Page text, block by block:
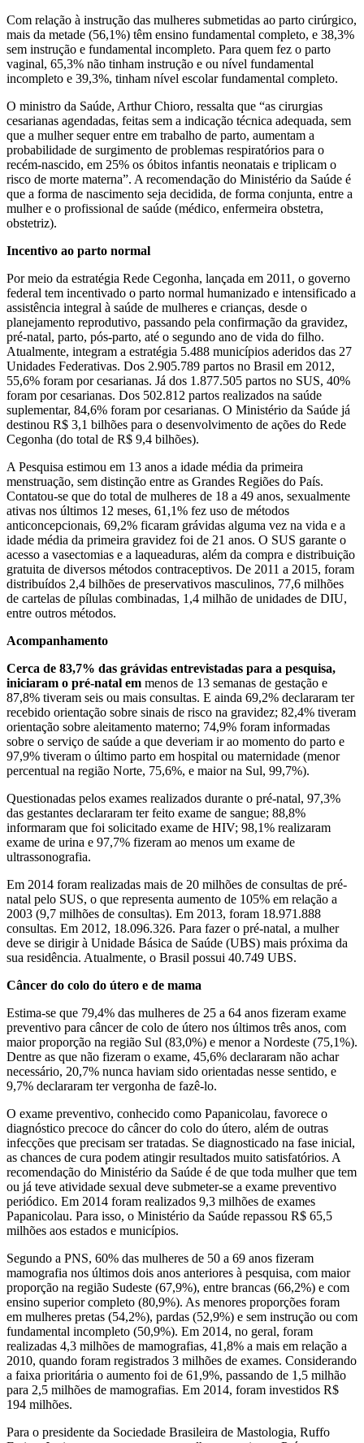
Com relação à instrução das mulheres submetidas ao parto cirúrgico,
mais da metade (56,1%) têm ensino fundamental completo, e 38,3%
sem instrução e fundamental incompleto. Para quem fez o parto
vaginal, 65,3% não tinham instrução e ou nível fundamental
incompleto e 39,3%, tinham nível escolar fundamental completo.
O ministro da Saúde, Arthur Chioro, ressalta que “as cirurgias
cesarianas agendadas, feitas sem a indicação técnica adequada, sem
que a mulher sequer entre em trabalho de parto, aumentam a
probabilidade de surgimento de problemas respiratórios para o
recém-nascido, em 25% os óbitos infantis neonatais e triplicam o
risco de morte materna”. A recomendação do Ministério da Saúde é
que a forma de nascimento seja decidida, de forma conjunta, entre a
mulher e o profissional de saúde (médico, enfermeira obstetra,
obstetriz).
Incentivo ao parto normal
Por meio da estratégia Rede Cegonha, lançada em 2011, o governo
federal tem incentivado o parto normal humanizado e intensificado a
assistência integral à saúde de mulheres e crianças, desde o
planejamento reprodutivo, passando pela confirmação da gravidez,
pré-natal, parto, pós-parto, até o segundo ano de vida do filho.
Atualmente, integram a estratégia 5.488 municípios aderidos das 27
Unidades Federativas. Dos 2.905.789 partos no Brasil em 2012,
55,6% foram por cesarianas. Já dos 1.877.505 partos no SUS, 40%
foram por cesarianas. Dos 502.812 partos realizados na saúde
suplementar, 84,6% foram por cesarianas. O Ministério da Saúde já
destinou R$ 3,1 bilhões para o desenvolvimento de ações do Rede
Cegonha (do total de R$ 9,4 bilhões).
A Pesquisa estimou em 13 anos a idade média da primeira
menstruação, sem distinção entre as Grandes Regiões do País.
Contatou-se que do total de mulheres de 18 a 49 anos, sexualmente
ativas nos últimos 12 meses, 61,1% fez uso de métodos
anticoncepcionais, 69,2% ficaram grávidas alguma vez na vida e a
idade média da primeira gravidez foi de 21 anos. O SUS garante o
acesso a vasectomias e a laqueaduras, além da compra e distribuição
gratuita de diversos métodos contraceptivos. De 2011 a 2015, foram
distribuídos 2,4 bilhões de preservativos masculinos, 77,6 milhões
de cartelas de pílulas combinadas, 1,4 milhão de unidades de DIU,
entre outros métodos.
Acompanhamento
Cerca de 83,7% das grávidas entrevistadas para a pesquisa,
iniciaram o pré-natal em menos de 13 semanas de gestação e
87,8% tiveram seis ou mais consultas. E ainda 69,2% declararam ter
recebido orientação sobre sinais de risco na gravidez; 82,4% tiveram
orientação sobre aleitamento materno; 74,9% foram informadas
sobre o serviço de saúde a que deveriam ir ao momento do parto e
97,9% tiveram o último parto em hospital ou maternidade (menor
percentual na região Norte, 75,6%, e maior na Sul, 99,7%).
Questionadas pelos exames realizados durante o pré-natal, 97,3%
das gestantes declararam ter feito exame de sangue; 88,8%
informaram que foi solicitado exame de HIV; 98,1% realizaram
exame de urina e 97,7% fizeram ao menos um exame de
ultrassonografia.
Em 2014 foram realizadas mais de 20 milhões de consultas de pré-
natal pelo SUS, o que representa aumento de 105% em relação a
2003 (9,7 milhões de consultas). Em 2013, foram 18.971.888
consultas. Em 2012, 18.096.326. Para fazer o pré-natal, a mulher
deve se dirigir à Unidade Básica de Saúde (UBS) mais próxima da
sua residência. Atualmente, o Brasil possui 40.749 UBS.
Câncer do colo do útero e de mama
Estima-se que 79,4% das mulheres de 25 a 64 anos fizeram exame
preventivo para câncer de colo de útero nos últimos três anos, com
maior proporção na região Sul (83,0%) e menor a Nordeste (75,1%).
Dentre as que não fizeram o exame, 45,6% declararam não achar
necessário, 20,7% nunca haviam sido orientadas nesse sentido, e
9,7% declararam ter vergonha de fazê-lo.
O exame preventivo, conhecido como Papanicolau, favorece o
diagnóstico precoce do câncer do colo do útero, além de outras
infecções que precisam ser tratadas. Se diagnosticado na fase inicial,
as chances de cura podem atingir resultados muito satisfatórios. A
recomendação do Ministério da Saúde é de que toda mulher que tem
ou já teve atividade sexual deve submeter-se a exame preventivo
periódico. Em 2014 foram realizados 9,3 milhões de exames
Papanicolau. Para isso, o Ministério da Saúde repassou R$ 65,5
milhões aos estados e municípios.
Segundo a PNS, 60% das mulheres de 50 a 69 anos fizeram
mamografia nos últimos dois anos anteriores à pesquisa, com maior
proporção na região Sudeste (67,9%), entre brancas (66,2%) e com
ensino superior completo (80,9%). As menores proporções foram
em mulheres pretas (54,2%), pardas (52,9%) e sem instrução ou com
fundamental incompleto (50,9%). Em 2014, no geral, foram
realizadas 4,3 milhões de mamografias, 41,8% a mais em relação a
2010, quando foram registrados 3 milhões de exames. Considerando
a faixa prioritária o aumento foi de 61,9%, passando de 1,5 milhão
para 2,5 milhões de mamografias. Em 2014, foram investidos R$
194 milhões.
Para o presidente da Sociedade Brasileira de Mastologia, Ruffo